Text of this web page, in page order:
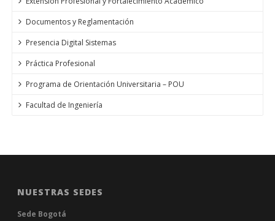
Documentos y Reglamentación
Presencia Digital Sistemas
Práctica Profesional
Programa de Orientación Universitaria – POU
Facultad de Ingeniería
NUESTRAS SEDES
Sede Bogotá